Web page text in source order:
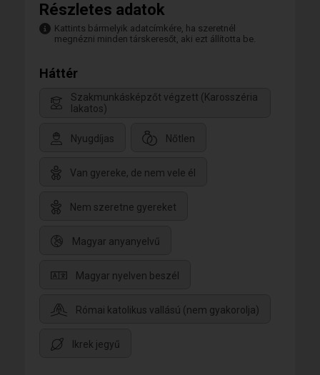
Részletes adatok
Kattints bármelyik adatcímkére, ha szeretnél
megnézni minden társkeresőt, aki ezt állította be.
Háttér
Szakmunkásképzőt végzett (Karosszéria
lakatos)
Nyugdíjas Nőtlen
Van gyereke, de nem vele él
Nem szeretne gyereket
Magyar anyanyelvű
Magyar nyelven beszél
Római katolikus vallású (nem gyakorolja)
Ikrek jegyű